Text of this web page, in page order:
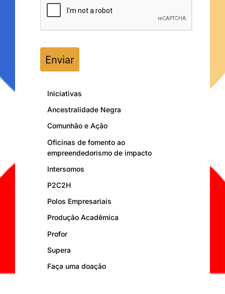
Enviar
Iniciativas
Ancestralidade Negra
Comunhão e Ação
Oficinas de fomento ao
empreendedorismo de impacto
Intersomos
P2C2H
Polos Empresariais
Produção Acadêmica
Profor
Supera
Faça uma doação